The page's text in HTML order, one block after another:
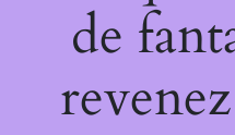
de